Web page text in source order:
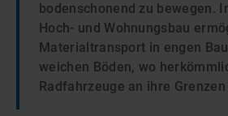
bodenschonend zu bewegen.
Hoch- und Wohnungsbau
Materialtransport in engen
weichen Böden, wo
Radfahrzeuge an ihre